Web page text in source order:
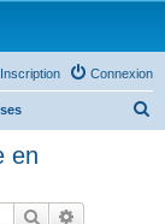
Connexion
Inscription
en
Rechercher